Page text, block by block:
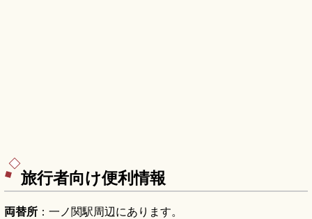
旅行者向け便利情報
両替所 ：一ノ関駅周辺にあります。